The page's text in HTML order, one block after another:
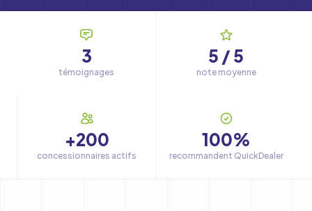
3
témoignages
5 / 5
note moyenne
+200
concessionnaires actifs
100%
recommandent QuickDealer